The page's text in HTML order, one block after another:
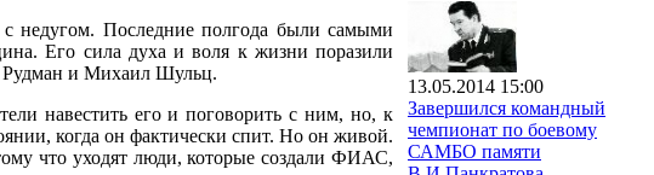
с недугом. Последние полгода были самыми
Его сила духа и воля к жизни поразили
Рудман и Михаил Шульц.
навестить его и поговорить с ним, но, к
когда он фактически спит. Но он живой.
что уходят люди, которые создали ФИАС,
13.05.2014 15:00
Завершился командный
чемпионат по боевому
САМБО памяти